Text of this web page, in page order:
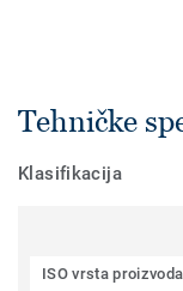
Tehničke
Klasifikacija
ISO vrsta proizvoda